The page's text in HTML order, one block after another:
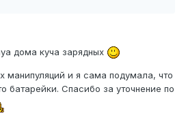
дома куча зарядных
манипуляций и я сама подумала, что
батарейки. Спасибо за уточнение по